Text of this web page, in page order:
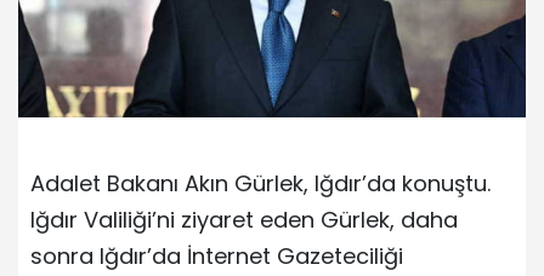
Adalet Bakanı Akın Gürlek, Iğdır’da konuştu.
Iğdır Valiliği’ni ziyaret eden Gürlek, daha
sonra Iğdır’da İnternet Gazeteciliği